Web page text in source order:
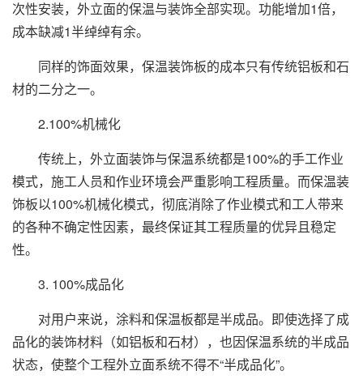
次性安装，外立面的保温与装饰全部实现。功能增加1倍，
成本缺减1半绰绰有余。
同样的饰面效果，保温装饰板的成本只有传统铝板和石
材的二分之一。
2.100%机械化
传统上，外立面装饰与保温系统都是100%的手工作业
模式，施工人员和作业环境会严重影响工程质量。而保温装
饰板以100%机械化模式，彻底消除了作业模式和工人带来
的各种不确定性因素，最终保证其工程质量的优异且稳定
性。
3. 100%成品化
对用户来说，涂料和保温板都是半成品。即使选择了成
品化的装饰材料（如铝板和石材），也因保温系统的半成品
状态，使整个工程外立面系统不得不“半成品化”。